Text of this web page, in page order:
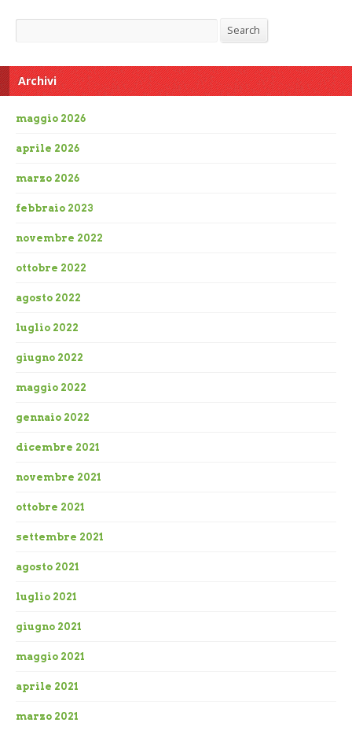
Search
Archivi
maggio 2026
aprile 2026
marzo 2026
febbraio 2023
novembre 2022
ottobre 2022
agosto 2022
luglio 2022
giugno 2022
maggio 2022
gennaio 2022
dicembre 2021
novembre 2021
ottobre 2021
settembre 2021
agosto 2021
luglio 2021
giugno 2021
maggio 2021
aprile 2021
marzo 2021